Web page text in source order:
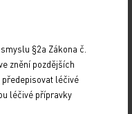
§2a Zákona č.
znění pozdějších
léčivé
léčivé přípravky